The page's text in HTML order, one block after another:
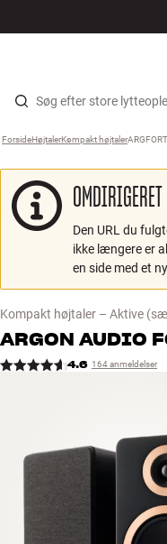
Gå til indhold
Højtaler
Høretelefoner
Surround
TV
Systemer
Kabler
INSPIRATION
MÆRKER
Forside ›
Højtaler ›
Kompakt højtaler ›
OMDIRIGERET
Den URL du
ikke længere er
en side med et
Kompakt højtaler – Aktive
ARGON AUDIO
4.6 164 anmeldelser